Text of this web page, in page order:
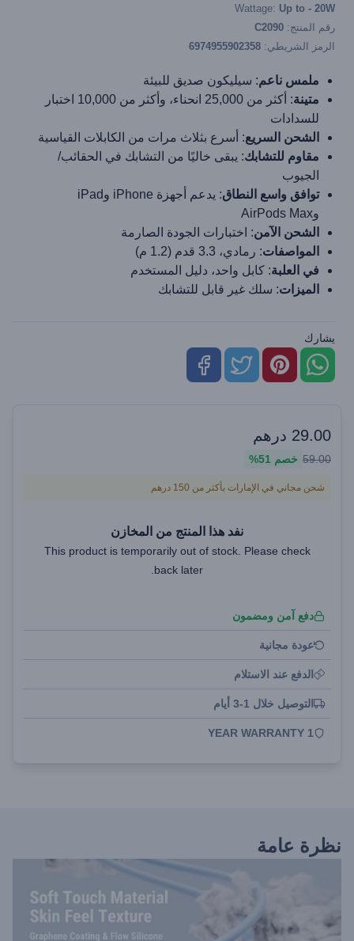
Wattage: Up to - 20W
رقم المنتج: C2090
الرمز الشريطي: 6974955902358
ملمس ناعم: سيليكون صديق للبيئة
متينة
: أكثر من 25,000 انحناء، وأكثر من 10,000 اختبار
للسدادات
الشحن السريع: أسرع بثلاث مرات من الكابلات القياسية
مقاوم للتشابك: يبقى خاليًا من التشابك في الحقائب/
الجيوب
توافق واسع النطاق
: يدعم أجهزة iPhone وiPad
وAirPods Max
الشحن الآمن: اختبارات الجودة الصارمة
المواصفات: رمادي، 3.3 قدم (1.2 م)
في العلبة: كابل واحد، دليل المستخدم
الميزات: سلك غير قابل للتشابك
يشارك
29.00 درهم
59.00 خصم 51%
شحن مجاني في الإمارات بأكثر من 150 درهم
نفد هذا المنتج من المخازن
This product is temporarily out of stock. Please check
back later.
دفع آمن ومضمون
عودة مجانية
الدفع عند الاستلام
التوصيل خلال 1-3 أيام
1 YEAR WARRANTY
نظرة عامة